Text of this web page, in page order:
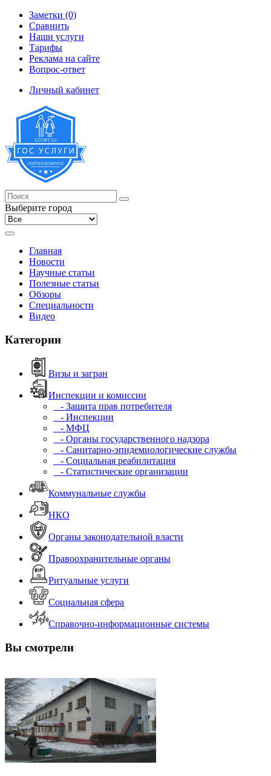
Заметки (0)
Сравнить
Наши услуги
Тарифы
Реклама на сайте
Вопрос-ответ
Личный кабинет
Выберите город
Главная
Новости
Научные статьи
Полезные статьи
Обзоры
Специальности
Видео
Категории
Визы и загран
Инспекции и комиссии
- Защита прав потребителя
- Инспекции
- МФЦ
- Органы государственного надзора
- Санитарно-эпидемиологические службы
- Социальная реабилитация
- Статистические организации
Коммунальные службы
НКО
Органы законодательной власти
Правоохранительные органы
Ритуальные услуги
Социальная сфера
Справочно-информационные системы
Вы смотрели